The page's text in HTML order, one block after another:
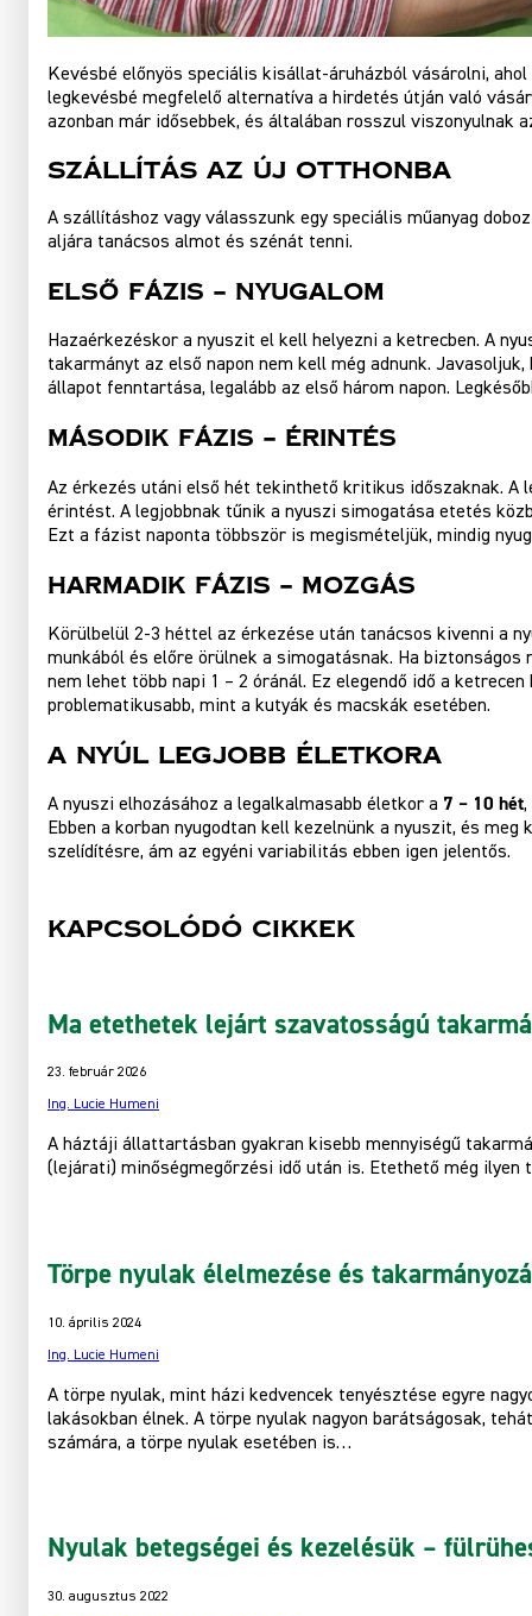
Kevésbé előnyös speciális kisállat-áruházból vásárolni,
legkevésbé megfelelő alternatíva a hirdetés útján való
azonban már idősebbek, és általában rosszul viszonyulnak
Szállítás az új otthonba
A szállításhoz vagy válasszunk egy speciális műanyag
aljára tanácsos almot és szénát tenni.
Első Fázis – Nyugalom
Hazaérkezéskor a nyuszit el kell helyezni a ketrecben. A
takarmányt az első napon nem kell még adnunk.
állapot fenntartása, legalább az első három napon.
Második Fázis – Érintés
Az érkezés utáni első hét tekinthető kritikus időszaknak. A
érintést. A legjobbnak tűnik a nyuszi simogatása etetés
Ezt a fázist naponta többször is megismételjük, mindig
Harmadik Fázis – Mozgás
Körülbelül 2-3 héttel az érkezése után tanácsos kivenni a
munkából és előre örülnek a simogatásnak. Ha
nem lehet több napi 1 – 2 óránál. Ez elegendő idő a
problematikusabb, mint a kutyák és macskák esetében.
A nyúl legjobb életkora
A nyuszi elhozásához a legalkalmasabb életkor a 7 – 10 hét,
Ebben a korban nyugodtan kell kezelnünk a nyuszit, és
szelídítésre, ám az egyéni variabilitás ebben igen jelentős.
Kapcsolódó cikkek
Ma etethetek lejárt szavatosságú
23. február 2026
Ing. Lucie Humeni
A háztáji állattartásban gyakran kisebb mennyiségű
(lejárati) minőségmegőrzési idő után is. Etethető még ilyen
Törpe nyulak élelmezése és
10. április 2024
Ing. Lucie Humeni
A törpe nyulak, mint házi kedvencek tenyésztése egyre
lakásokban élnek. A törpe nyulak nagyon barátságosak,
számára, a törpe nyulak esetében is…
Nyulak betegségei és kezelésük –
30. augusztus 2022